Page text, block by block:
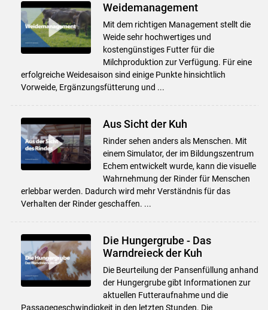
Weidemanagement
Mit dem richtigen Management stellt die
Weide sehr hochwertiges und
kostengünstiges Futter für die
Milchproduktion zur Verfügung. Für eine
erfolgreiche Weidesaison sind einige Punkte hinsichtlich
Vorweide, Ergänzungsfütterung und ...
Aus Sicht der Kuh
Rinder sehen anders als Menschen. Mit
einem Simulator, der im Bildungszentrum
Echem entwickelt wurde, kann die visuelle
Wahrnehmung der Rinder für Menschen
erlebbar werden. Dadurch wird mehr Verständnis für das
Verhalten der Rinder geschaffen. ...
Die Hungergrube - Das
Warndreieck der Kuh
Die Beurteilung der Pansenfüllung anhand
der Hungergrube gibt Informationen zur
aktuellen Futteraufnahme und die
Passagegeschwindigkeit in den letzten Stunden. Die